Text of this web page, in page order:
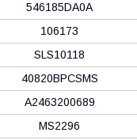
546185DA0A
106173
SLS10118
40820BPCSMS
A2463200689
MS2296